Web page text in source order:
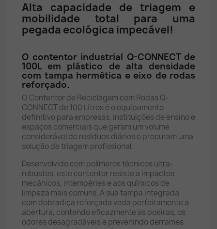
Alta capacidade de triagem e
mobilidade total para uma
pegada ecológica impecável!
O contentor industrial Q-CONNECT de
100L em plástico de alta densidade
com tampa hermética e eixo de rodas
reforçado.
O Contentor de Reciclagem com Rodas Q-
CONNECT de 100 Litros é o equipamento
definitivo para empresas, instituições de ensino e
espaços comerciais que geram um volume
considerável de resíduos diários e procuram uma
solução de triagem profissional.
Desenvolvido com polímeros técnicos ultra-
robustos, este contentor resiste a impactos
mecânicos, intempéries e aos químicos de
limpeza mais comuns. A sua tampa integrada
com dobradiça reforçada veda perfeitamente a
abertura, contendo eficazmente as poeiras, os
odores desagradáveis e prevenindo derrames